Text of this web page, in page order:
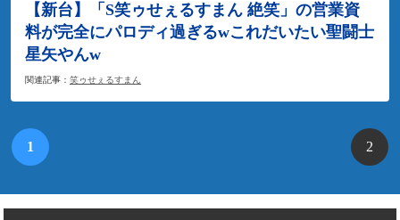
【新台】「S笑ゥせぇるすまん 絶笑」の営業資
料が完全にパロディ過ぎるwこれだいたい聖闘士
星矢やんw
関連記事： 笑ゥせぇるすまん
1 2